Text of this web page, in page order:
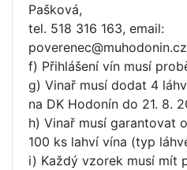
Pašková,
tel. 518 316 163, email:
poverenec@muhodonin.cz
f) Přihlášení vín musí
g) Vinař musí dodat 4
na DK Hodonín do 21. 8.
h) Vinař musí garantovat
100 ks lahví vína (typ
i) Každý vzorek musí mít